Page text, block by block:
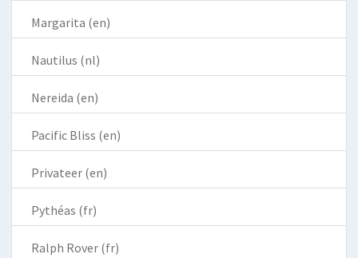
Margarita (en)
Nautilus (nl)
Nereida (en)
Pacific Bliss (en)
Privateer (en)
Pythéas (fr)
Ralph Rover (fr)